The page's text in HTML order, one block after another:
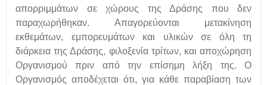
απορριμμάτων σε χώρους της Δράσης που δεν
παραχωρήθηκαν. Απαγορεύονται μετακίνηση
εκθεμάτων, εμπορευμάτων και υλικών σε όλη τη
διάρκεια της Δράσης, φιλοξενία τρίτων, και αποχώρηση
Οργανισμού πριν από την επίσημη λήξη της. Ο
Οργανισμός αποδέχεται ότι, για κάθε παραβίαση των